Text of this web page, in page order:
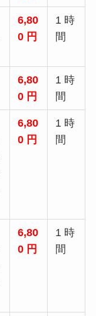
6,80
0 円
1 時
間
6,80
0 円
1 時
間
6,80
0 円
1 時
間
6,80
0 円
1 時
間